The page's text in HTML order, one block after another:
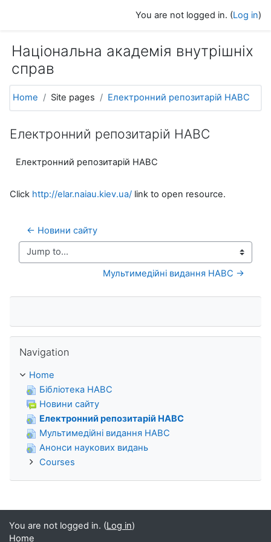
You are not logged in. (Log in)
Національна академія внутрішніх
справ
Home Site pages Електронний репозитарій НАВС
Електронний репозитарій НАВС
Електронний репозитарій НАВС
Click http://elar.naiau.kiev.ua/ link to open resource.
← Новини сайту
Jump to...
Мультимедійні видання НАВС →
Navigation
Home
Бібліотека НАВС
Новини сайту
Електронний репозитарій НАВС
Мультимедійні видання НАВС
Анонси наукових видань
Courses
You are not logged in. (Log in)
Home